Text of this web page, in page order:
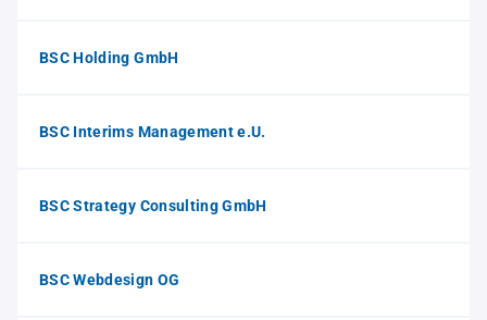
BSC Holding GmbH
BSC Interims Management e.U.
BSC Strategy Consulting GmbH
BSC Webdesign OG